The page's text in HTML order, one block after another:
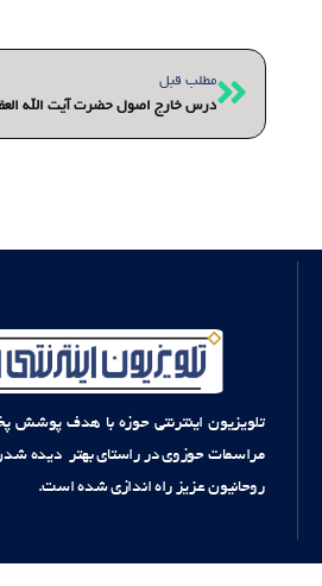
قبلیمطلب قبل
درس خارج اصول حضرت آیت الله العظمی
تلویزیون اینترنتی حوزه با هدف پوشش
مراسمات حوزوی در راستای بهتر دیده شدن
روحانیون عزیز راه اندازی شده است.